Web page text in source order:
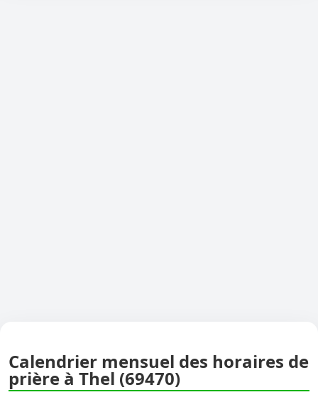
Calendrier mensuel des horaires de
prière à Thel (69470)